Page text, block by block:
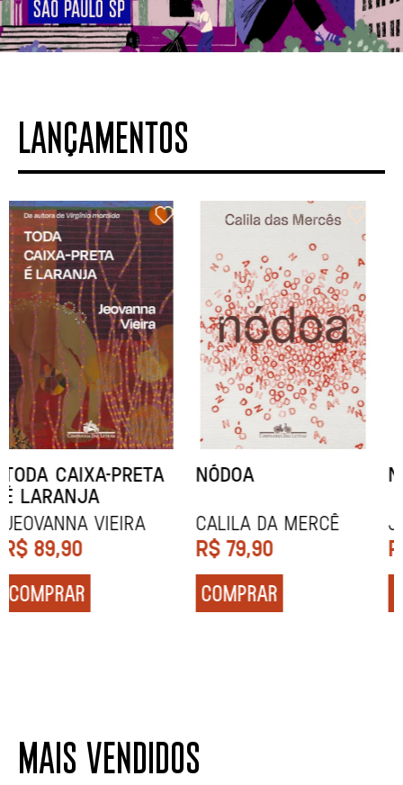
LANÇAMENTOS
NARRAR HISTÓRIAS
John Berger
R$ 84,90
COMPRAR
SOCIOBIOGRAFIA
Didier Eribon
R$ 129,90
COMPRAR
MAIS VENDIDOS